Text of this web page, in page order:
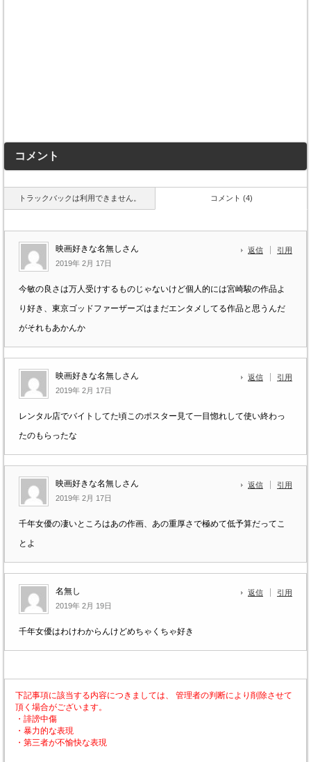
コメント
トラックバックは利用できません。 コメント (4)
映画好きな名無しさん
2019年 2月 17日
返信 引用
今敏の良さは万人受けするものじゃないけど個人的には宮崎駿の作品よ
り好き、東京ゴッドファーザーズはまだエンタメしてる作品と思うんだ
がそれもあかんか
映画好きな名無しさん
2019年 2月 17日
返信 引用
レンタル店でバイトしてた頃このポスター見て一目惚れして使い終わっ
たのもらったな
映画好きな名無しさん
2019年 2月 17日
返信 引用
千年女優の凄いところはあの作画、あの重厚さで極めて低予算だってこ
とよ
名無し
2019年 2月 19日
返信 引用
千年女優はわけわからんけどめちゃくちゃ好き
下記事項に該当する内容につきましては、 管理者の判断により削除させて
頂く場合がございます。
・誹謗中傷
・暴力的な表現
・第三者が不愉快な表現